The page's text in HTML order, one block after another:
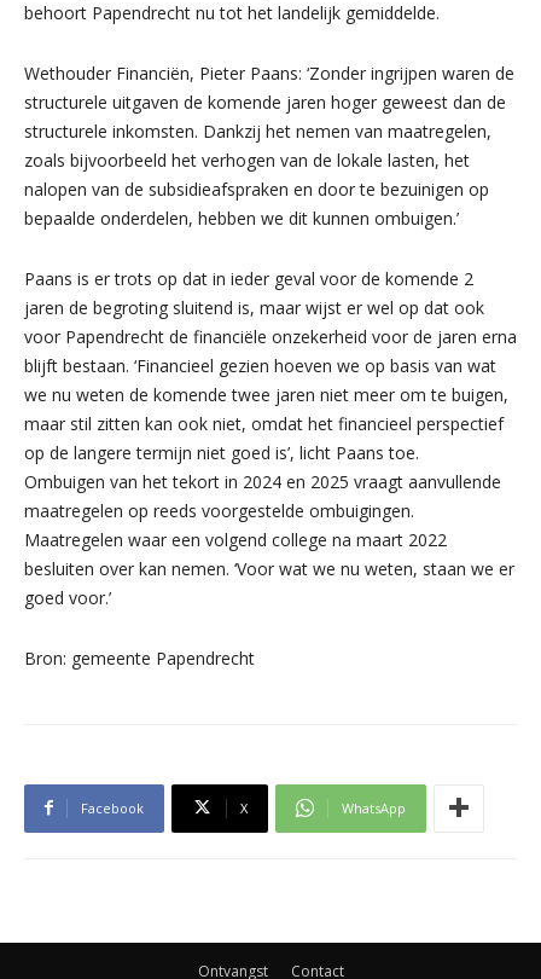
behoort Papendrecht nu tot het landelijk gemiddelde.
Wethouder Financiën, Pieter Paans: ‘Zonder ingrijpen waren de
structurele uitgaven de komende jaren hoger geweest dan de
structurele inkomsten. Dankzij het nemen van maatregelen,
zoals bijvoorbeeld het verhogen van de lokale lasten, het
nalopen van de subsidieafspraken en door te bezuinigen op
bepaalde onderdelen, hebben we dit kunnen ombuigen.’
Paans is er trots op dat in ieder geval voor de komende 2
jaren de begroting sluitend is, maar wijst er wel op dat ook
voor Papendrecht de financiële onzekerheid voor de jaren erna
blijft bestaan. ‘Financieel gezien hoeven we op basis van wat
we nu weten de komende twee jaren niet meer om te buigen,
maar stil zitten kan ook niet, omdat het financieel perspectief
op de langere termijn niet goed is’, licht Paans toe.
Ombuigen van het tekort in 2024 en 2025 vraagt aanvullende
maatregelen op reeds voorgestelde ombuigingen.
Maatregelen waar een volgend college na maart 2022
besluiten over kan nemen. ‘Voor wat we nu weten, staan we er
goed voor.’
Bron: gemeente Papendrecht
Facebook X WhatsApp
Ontvangst Contact